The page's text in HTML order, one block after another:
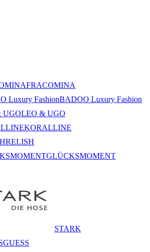
FRACOMINA
BADOO Luxury Fashion
LEO & UGO
KORALLINE
RELISH
GLÜCKSMOMENT
STARK
GUESS